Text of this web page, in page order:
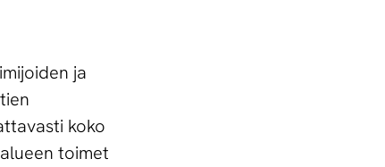
ja
koko
toimet